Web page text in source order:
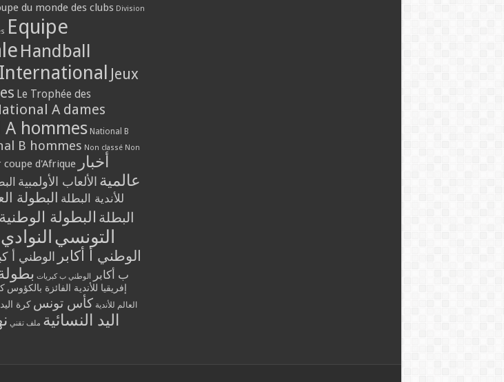
du monde des clubs Division
Equipe
Handball
International Jeux
Le Trophée des
A dames
hommes National B
B hommes Non classé Non
coupe d'Afrique أخبار
عالمية الألعاب الأولمبية
للأندية البطلة البطولة
البطلة البطولة الوطنية
التونسي
الوطني أ أكابر الوطني أ
ب أكابر
الوطني ب كبريات
إفريقيا للأندية الفائزة بالكؤوس
العالم للأندية كأس تونس كرة
اليد النسائية ملف تقني